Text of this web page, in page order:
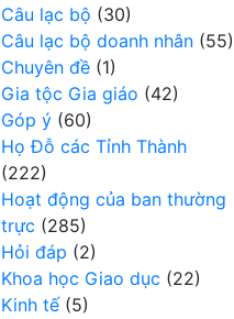
Câu lạc bộ (30)
Câu lạc bộ doanh nhân (55)
Chuyên đề (1)
Gia tộc Gia giáo (42)
Góp ý (60)
Họ Đỗ các Tỉnh Thành
(222)
Hoạt động của ban thường
trực (285)
Hỏi đáp (2)
Khoa học Giao dục (22)
Kinh tế(5)